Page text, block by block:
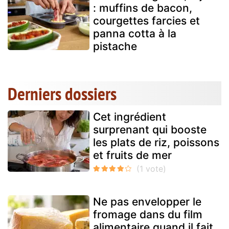
: muffins de bacon,
courgettes farcies et
panna cotta à la
pistache
Derniers dossiers
Cet ingrédient
surprenant qui booste
les plats de riz, poissons
et fruits de mer
Ne pas envelopper le
fromage dans du film